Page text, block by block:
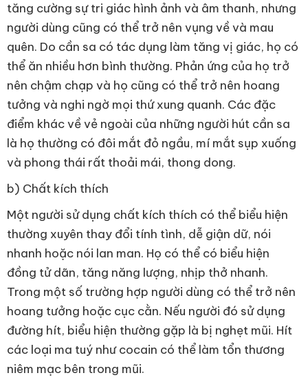
tăng cường sự tri giác hình ảnh và âm thanh, nhưng
người dùng cũng có thể trở nên vụng về và mau
quên. Do cần sa có tác dụng làm tăng vị giác, họ có
thể ăn nhiều hơn bình thường. Phản ứng của họ trở
nên chậm chạp và họ cũng có thể trở nên hoang
tưởng và nghi ngờ mọi thứ xung quanh. Các đặc
điểm khác về vẻ ngoài của những người hút cần sa
là họ thường có đôi mắt đỏ ngầu, mí mắt sụp xuống
và phong thái rất thoải mái, thong dong.
b) Chất kích thích
Một người sử dụng chất kích thích có thể biểu hiện
thường xuyên thay đổi tính tình, dễ giận dữ, nói
nhanh hoặc nói lan man. Họ có thể có biểu hiện
đồng tử dãn, tăng năng lượng, nhịp thở nhanh.
Trong một số trường hợp người dùng có thể trở nên
hoang tưởng hoặc cục cằn. Nếu người đó sử dụng
đường hít, biểu hiện thường gặp là bị nghẹt mũi. Hít
các loại ma tuý như cocain có thể làm tổn thương
niêm mạc bên trong mũi.